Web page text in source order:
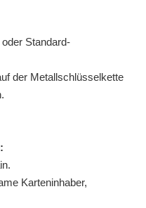
Standard-
der Metallschlüsselkette
Karteninhaber,